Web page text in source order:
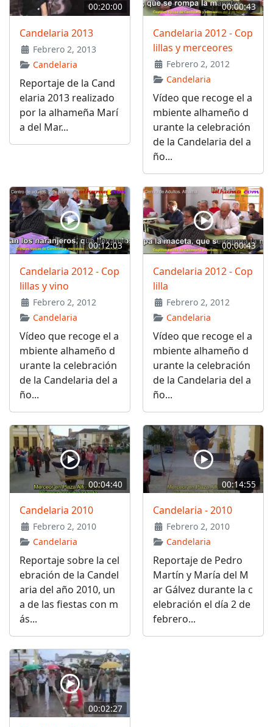
00:20:00
Candelaria 2013
Febrero 2, 2013
Candelaria
Reportaje de la Cand
elaria 2013 realizado
por la alhameña Marí
a del Mar...
00:00:43
Candelaria 2012 - Cop
lillas y merceores
Febrero 2, 2012
Candelaria
Vídeo que recoge el a
mbiente alhameño d
urante la celebración
de la Candelaria del a
ño...
00:12:03
Candelaria 2012 - Cop
lillas y vino
Febrero 2, 2012
Candelaria
Vídeo que recoge el a
mbiente alhameño d
urante la celebración
de la Candelaria del a
ño...
00:00:43
Candelaria 2012 - Cop
lilla
Febrero 2, 2012
Candelaria
Vídeo que recoge el a
mbiente alhameño d
urante la celebración
de la Candelaria del a
ño...
00:04:40
Candelaria 2010
Febrero 2, 2010
Candelaria
Reportaje sobre la cel
ebración de la Candel
aria del año 2010, un
a de las fiestas con m
ás...
00:14:55
Candelaria - 2010
Febrero 2, 2010
Candelaria
Reportaje de Pedro
Martín y María del M
ar Gálvez durante la c
elebración el día 2 de
febrero...
00:02:27